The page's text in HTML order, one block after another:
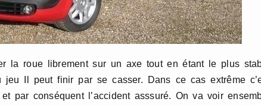
la roue librement sur un axe tout en étant le plus
Il peut finir par se casser. Dans ce cas extrême
par conséquent l’accident asssuré. On va voir